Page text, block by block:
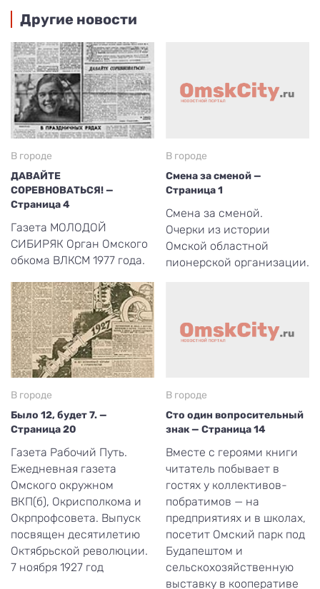
Другие новости
В городе
ДАВАЙТЕ
СОРЕВНОВАТЬСЯ! —
Страница 4
Газета МОЛОДОЙ
СИБИРЯК Орган Омского
обкома ВЛКСМ 1977 года.
В городе
Смена за сменой —
Страница 1
Смена за сменой.
Очерки из истории
Омской областной
пионерской организации.
В городе
Было 12, будет 7. —
Страница 20
Газета Рабочий Путь.
Ежедневная газета
Омского окружном
ВКП(б), Окрисполкома и
Окрпрофсовета. Выпуск
посвящен десятилетию
Октябрьской революции.
7 ноября 1927 год
В городе
Сто один вопросительный
знак — Страница 14
Вместе с героями книги
читатель побывает в
гостях у коллективов-
побратимов — на
предприятиях и в школах,
посетит Омский парк под
Будапештом и
сельскохозяйственную
выставку в кооперативе